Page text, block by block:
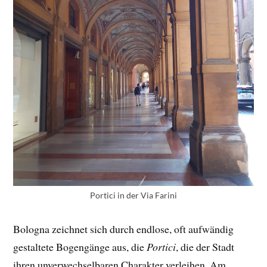
Portici in der Via Farini
Bologna zeichnet sich durch endlose, oft aufwändig
gestaltete Bogengänge aus, diePortici, die der Stadt